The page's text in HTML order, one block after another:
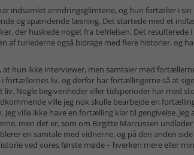
indsamlet erindringsglimtene, og hun fortæller i
og spændende læsning. Det startede med et
der huskede noget fra befrielsen. Det resulterede i
af turlederne også bidrage med flere historier, og
hun ikke interviewer, men samtaler med
fortællernes liv, og derfor har fortællingerne så at
liv. Nogle begivenheder eller tidsperioder har med
ville jeg nok skulle bearbejde en
Jeg ville ikke have en fortælling klar til gengivelse.
men det er, som om Birgitte Marcussen
en samtale med vidnerne, og på den anden
ved vores første møde – hverken mere eller